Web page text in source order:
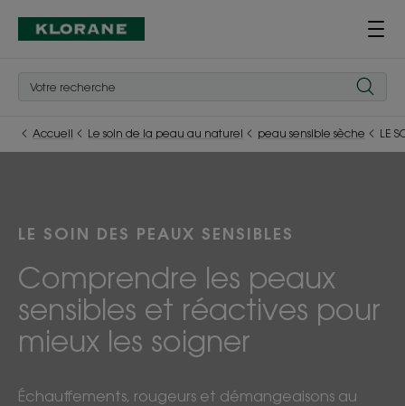
Accueil Le soin de la peau au naturel peau sensible sèche LE
LE SOIN DES PEAUX SENSIBLES
Comprendre les peaux
sensibles et réactives pour
mieux les soigner
Échauffements, rougeurs et démangeaisons au